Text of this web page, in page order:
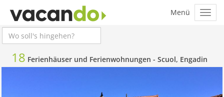
18 Ferienhäuser und Ferienwohnungen - Scuol, Engadin